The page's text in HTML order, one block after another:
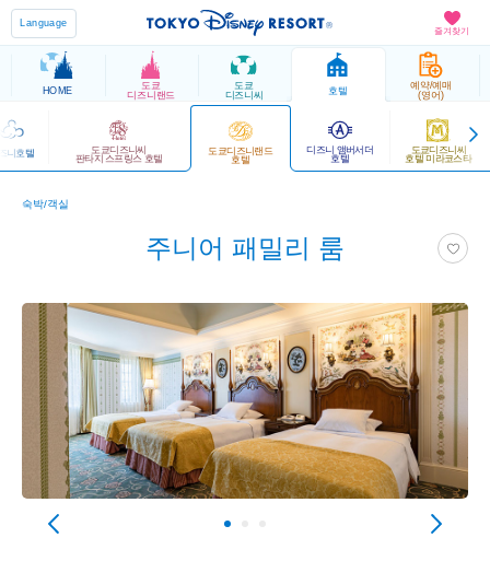
즐겨찾기
Language
HOME
도쿄
디즈니랜드
도쿄
디즈니씨
호텔
예약/예매
(영어)
니호텔 도쿄디즈니씨
판타지 스프링스 호텔
도쿄디즈니랜드
호텔
디즈니 앰버서더
호텔
도쿄디즈니씨
호텔 미라코스타
숙박/객실
주니어 패밀리 룸